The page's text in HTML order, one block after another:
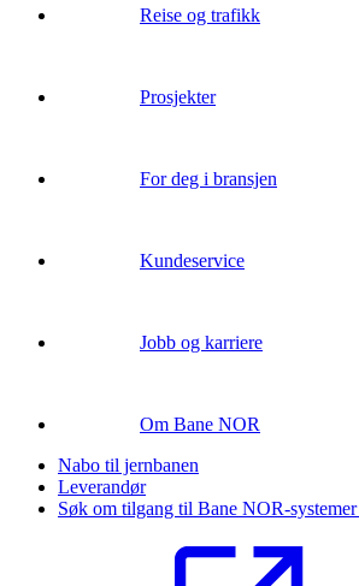
Reise og trafikk
Prosjekter
For deg i bransjen
Kundeservice
Jobb og karriere
Om Bane NOR
Nabo til jernbanen
Leverandør
Søk om tilgang til Bane NOR-systemer